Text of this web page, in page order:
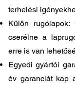
terhelési
Külön
cserélne a
erre is van
Egyedi gyártói
év garanciát kap